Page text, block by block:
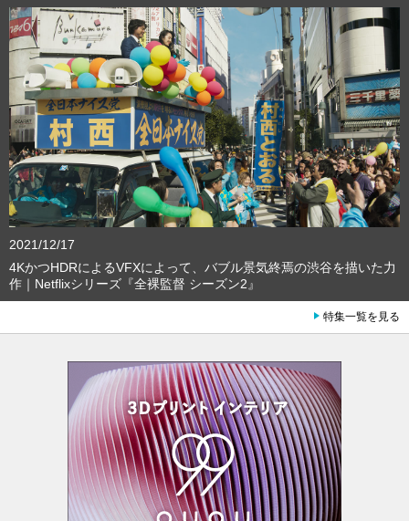
2021/12/17
4KかつHDRによるVFXによって、バブル景気終焉の渋谷を描いた力
作｜Netflixシリーズ『全裸監督 シーズン2』
特集一覧を見る